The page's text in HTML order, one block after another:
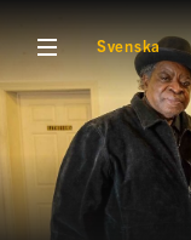
VISA MENY
Svenska